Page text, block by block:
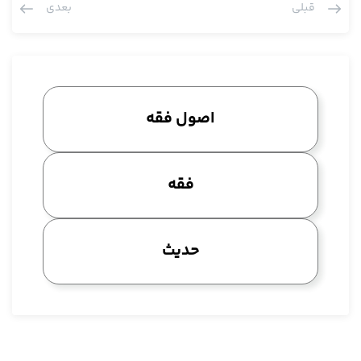
آوردند، بعدش هم در صفحات آینده که ان شا الله متعرض می شویم
نجاست، این سه تا را هم بعد آوردند که آیا این ها جز احکام وضعی
هستند؟ اصلا احکام وضعی یک انضباط درستی هم در اصول ندارد،
این خیالتان راحت باشد، خب این راجع به عددشان.
مرحوم آقای نائینی فرمودند بعضی ها متاصل به جعل اند که عرض
کردیم این ناظر است به مناقشه با مرحوم شیخ انصاری چون شیخ
دوم آن هایی که مثل جزئیت و شرطیت و سببیت، این سببیت را در اول
انتزاعی گرفتند، بعد در آخر بحثشان خصوص سببیت را بر می گردند،
قبول نمی کنند، سه تا را انتزاعی می دانند مثل جزئیت و شرطیت و
مانعیت، سببیت هم قابل جعل نمی دانند، شبیه کلام کفایه که شرط
قبلی بعدی
اصول فقه
فقه
حدیث